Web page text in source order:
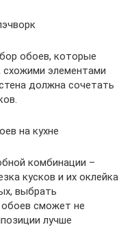
обоев, которые
элементами
должна сочетать
на кухне
комбинации –
кусков и их оклейка
выбрать
сможет не
лучше